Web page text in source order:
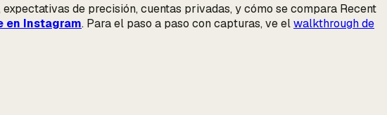
de precisión, cuentas privadas, y cómo se compara Recent
en Instagram. Para el paso a paso con capturas, ve elwalkthrough de